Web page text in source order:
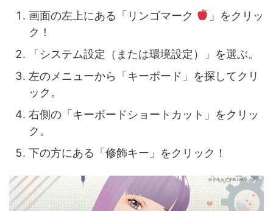
画面の左上にある「リンゴマーク
」をクリッ
ク！
「システム設定（または環境設定）」を選ぶ。
左のメニューから「キーボード」を探してクリ
ック。
右側の「キーボードショートカット」をクリッ
ク。
下の方にある「修飾キー」をクリック！